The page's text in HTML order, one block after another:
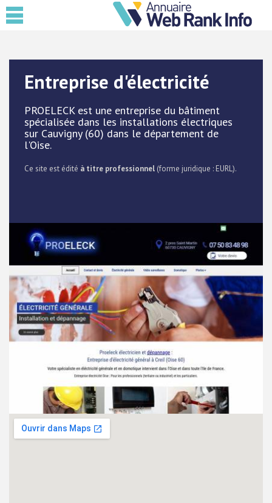
Entreprise d'électricité
PROELECK est une entreprise du bâtiment
spécialisée dans les installations électriques
sur Cauvigny (60) dans le département de
l'Oise.
Ce site est édité à titre professionnel (forme juridique : EURL).